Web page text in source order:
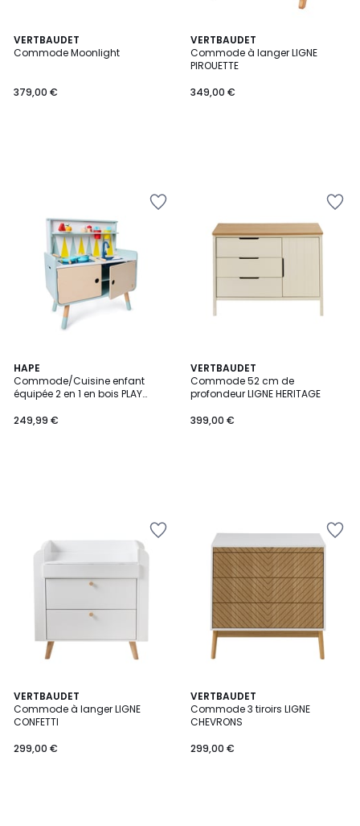
VERTBAUDET
Commode Moonlight
379,00 €
VERTBAUDET
Commode à langer LIGNE
PIROUETTE
349,00 €
HAPE
Commode/Cuisine enfant
équipée 2 en 1 en bois PLAY
249,99 €
VERTBAUDET
Commode 52 cm de
profondeur LIGNE HERITAGE
399,00 €
VERTBAUDET
Commode à langer LIGNE
CONFETTI
299,00 €
VERTBAUDET
Commode 3 tiroirs LIGNE
CHEVRONS
299,00 €